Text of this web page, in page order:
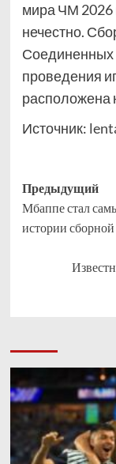
мира ЧМ 2026
нечестно.
Соединенных
проведения
расположена
Источник:
записи
Предыдущий
Мбаппе стал
истории